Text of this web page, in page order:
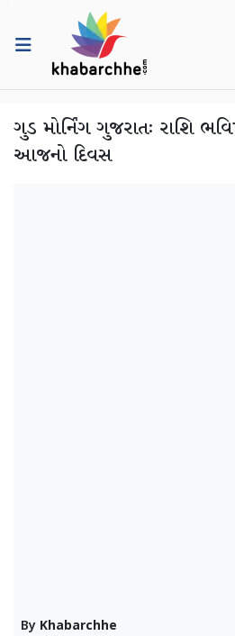
ગુડ મોર્નિંગ ગુજરાતઃ રાશિ
આજનો દિવસ
By Khabarchhe